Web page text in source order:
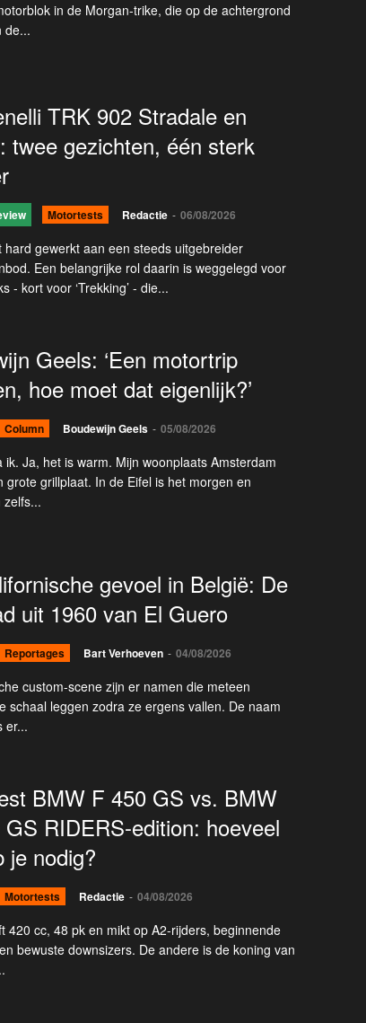
in de Morgan-trike, die op de achtergrond
de...
TRK 902 Stradale en
twee gezichten, één sterk
Motortests Redactie - 06/08/2026
hard gewerkt aan een steeds uitgebreider
Een belangrijke rol daarin is weggelegd voor
- kort voor ‘Trekking’ - die...
Geels: ‘Een motortrip
hoe moet dat eigenlijk?’
Column Boudewijn Geels - 05/08/2026
ik. Ja, het is warm. Mijn woonplaats Amsterdam
grote grillplaat. In de Eifel is het morgen en
gevoel in België: De
uit 1960 van El Guero
Reportages Bart Verhoeven - 04/08/2026
custom-scene zijn er namen die meteen
schaal leggen zodra ze ergens vallen. De naam
er...
BMW F 450 GS vs. BMW
GS RIDERS-edition: hoeveel
je nodig?
Motortests Redactie - 04/08/2026
420 cc, 48 pk en mikt op A2-rijders, beginnende
bewuste downsizers. De andere is de koning van